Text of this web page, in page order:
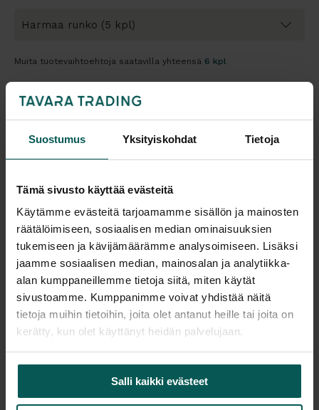
Suostumus Yksityiskohdat Tietoja
Tämä sivusto käyttää evästeitä
Käytämme evästeitä tarjoamamme sisällön ja mainosten
räätälöimiseen, sosiaalisen median ominaisuuksien
tukemiseen ja kävijämäärämme analysoimiseen. Lisäksi
jaamme sosiaalisen median, mainosalan ja analytiikka-
alan kumppaneillemme tietoja siitä, miten käytät
sivustoamme. Kumppanimme voivat yhdistää näitä
tietoja muihin tietoihin, joita olet antanut heille tai joita on
kerätty, kun olet käyttänyt heidän palvelujaan.
Salli kaikki evästeet
Muita tuotevaihtoehtoja saatavilla yhteensä 6 kpl
-
Pyydä tarjous
Saatavuus
Vantaa: Tuotetta on varastossa 5 kpl (Varastopaikka: 5A)
Tampere: Tuotetta on varastossa 0 kpl (voit tilata myymälään,
veloitamme mahdollisesti siirtomaksun)
Tulosta tuotekortti
Tuotekuvaus